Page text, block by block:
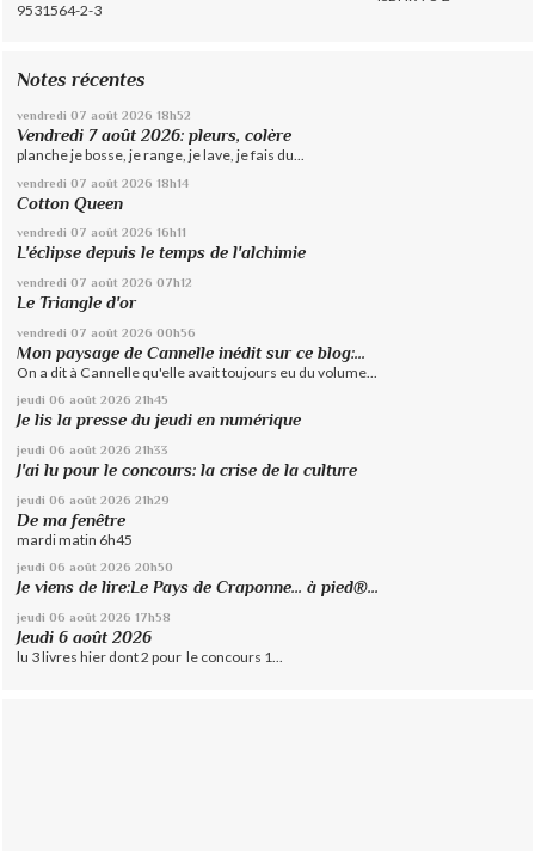
9531564-2-3
Notes récentes
vendredi 07 août 2026 18h52
Vendredi 7 août 2026: pleurs, colère
planche je bosse, je range, je lave, je fais du...
vendredi 07 août 2026 18h14
Cotton Queen
vendredi 07 août 2026 16h11
L'éclipse depuis le temps de l'alchimie
vendredi 07 août 2026 07h12
Le Triangle d'or
vendredi 07 août 2026 00h56
Mon paysage de Cannelle inédit sur ce blog:...
On a dit à Cannelle qu'elle avait toujours eu du volume...
jeudi 06 août 2026 21h45
Je lis la presse du jeudi en numérique
jeudi 06 août 2026 21h33
J'ai lu pour le concours: la crise de la culture
jeudi 06 août 2026 21h29
De ma fenêtre
mardi matin 6h45
jeudi 06 août 2026 20h50
Je viens de lire:Le Pays de Craponne... à pied®...
jeudi 06 août 2026 17h58
Jeudi 6 août 2026
lu 3 livres hier dont 2 pour le concours 1...